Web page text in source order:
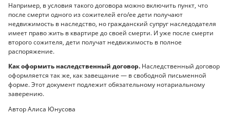
Например, в условия такого договора можно включить пункт, что
после смерти одного из сожителей его/ее дети получают
недвижимость в наследство, но гражданский супруг наследодателя
имеет право жить в квартире до своей смерти. И уже после смерти
второго сожителя, дети получат недвижимость в полное
распоряжение.
Как оформить наследственный договор. Наследственный договор
оформляется так же, как завещание — в свободной письменной
форме. Этот документ подлежит обязательному нотариальному
заверению.
Автор Алиса Юнусова